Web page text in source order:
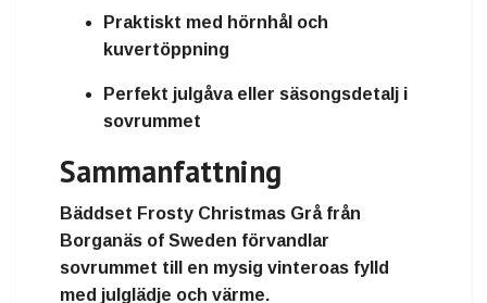
Praktiskt med hörnhål och
kuvertöppning
Perfekt julgåva eller säsongsdetalj i
sovrummet
Sammanfattning
Bäddset Frosty Christmas Gråfrån
Borganäs of Sweden förvandlar
sovrummet till en mysig vinteroas fylld
med julglädje och värme.